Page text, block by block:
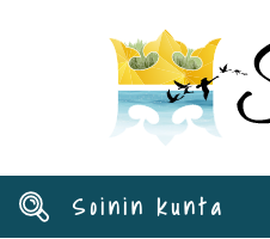
Soinin kunta